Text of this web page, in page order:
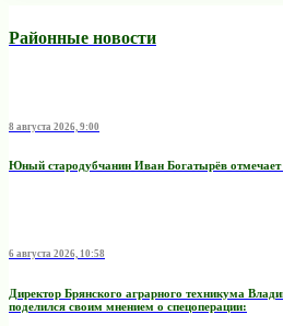
Районные новости
8 августа 2026, 9:00
Юный стародубчанин Иван Богатырёв отмечает
6 августа 2026, 10:58
Директор Брянского аграрного техникума
поделился своим мнением о спецоперации: